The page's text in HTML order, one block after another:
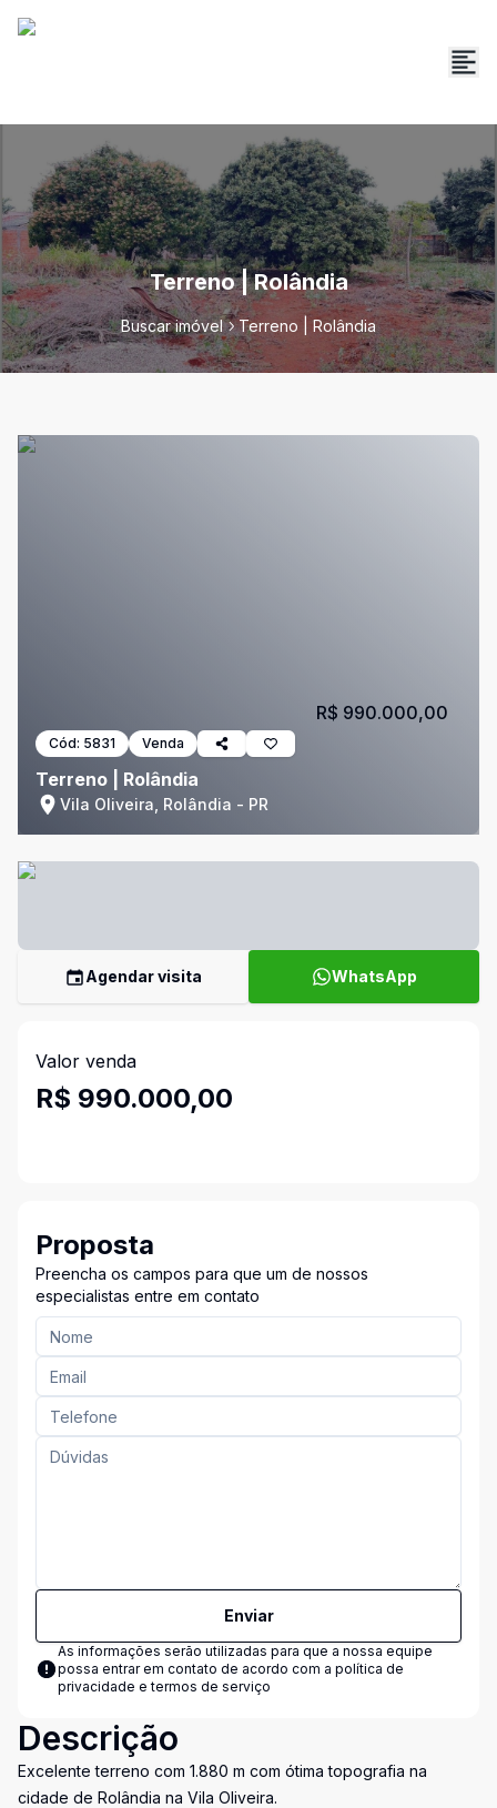
Terreno | Rolândia
Buscar imóvel Terreno | Rolândia
Cód: 5831 Venda
Terreno | Rolândia
Vila Oliveira, Rolândia - PR
R$ 990.000,00
Agendar visita WhatsApp
Valor venda
R$ 990.000,00
Proposta
Preencha os campos para que um de nossos
especialistas entre em contato
Enviar
As informações serão utilizadas para que a nossa equipe
possa entrar em contato de acordo com a política de
privacidade e termos de serviço
Descrição
Excelente terreno com 1.880 m com ótima topografia na
cidade de Rolândia na Vila Oliveira.